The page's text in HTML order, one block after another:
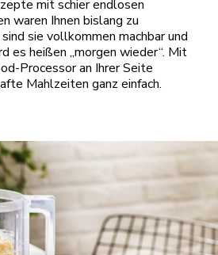
mit schier endlosen
waren Ihnen bislang zu
sie vollkommen machbar und
es heißen „morgen wieder“. Mit
Processor an Ihrer Seite
Mahlzeiten ganz einfach.